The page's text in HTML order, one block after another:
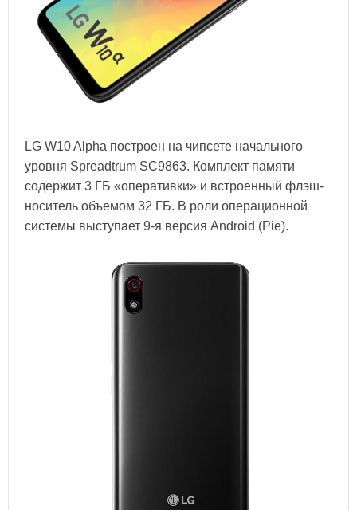
LG W10 Alpha построен на чипсете начального
уровня Spreadtrum SC9863. Комплект памяти
содержит 3 ГБ «оперативки» и встроенный флэш-
носитель объемом 32 ГБ. В роли операционной
системы выступает 9-я версия Android (Pie).